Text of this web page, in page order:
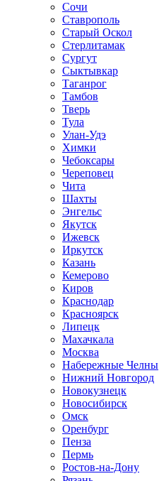
Сочи
Ставрополь
Старый Оскол
Стерлитамак
Сургут
Сыктывкар
Таганрог
Тамбов
Тверь
Тула
Улан-Удэ
Химки
Чебоксары
Череповец
Чита
Шахты
Энгельс
Якутск
Ижевск
Иркутск
Казань
Кемерово
Киров
Краснодар
Красноярск
Липецк
Махачкала
Москва
Набережные Челны
Нижний Новгород
Новокузнецк
Новосибирск
Омск
Оренбург
Пенза
Пермь
Ростов-на-Дону